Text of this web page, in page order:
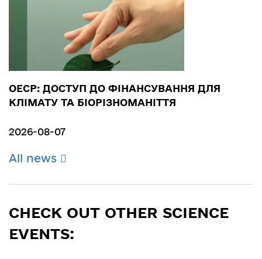
ОЕСР: ДОСТУП ДО ФІНАНСУВАННЯ ДЛЯ
КЛІМАТУ ТА БІОРІЗНОМАНІТТЯ
2026-08-07
All news
CHECK OUT OTHER SCIENCE
EVENTS: